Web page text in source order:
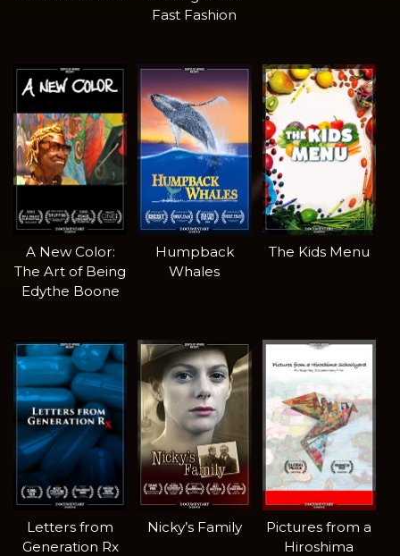
Fast Fashion
A New Color:
The Art of Being
Edythe Boone
Humpback
Whales
The Kids Menu
Letters from
Generation Rx
Nicky’s Family
Pictures from a
Hiroshima